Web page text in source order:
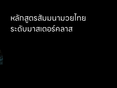
หลักสูตรสัมมนามวยไทย
ระดับมาสเตอร์คลาส